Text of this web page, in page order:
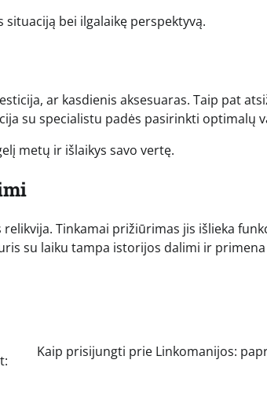
bei ilgalaikę perspektyvą.
ar kasdienis aksesuaras. Taip pat
su specialistu padės pasirinkti optimalų
metų ir išlaikys savo vertę.
Tinkamai prižiūrimas jis išlieka
su laiku tampa istorijos dalimi ir
Kaip prisijungti prie Linkomanijos: